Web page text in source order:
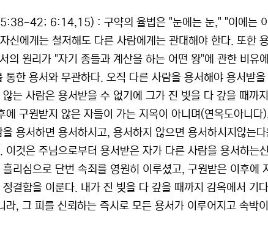
42; 6:14,15) : 구약의 율법은 "눈에는 눈," "이에는
신에게는 철저해도 다른 사람에게는 관대해야 한다. 또한
의 원리가 "자기 종들과 계산을 하는 어떤 왕"에 관한 비
통한 용서와 무관하다. 오직 다른 사람을 용서해야 용서받
않는 사람은 용서받을 수 없기에 그가 진 빚을 다 갚을 때
에 구원받지 않은 자들이 가는 지옥이 아니며(연옥도아니
용서하면 용서하시고, 용서하지 않으면 용서하시지않는
이것은 주님으로부터 용서받은 자가 다른 사람을 용서하는
리심으로 단번 속죄를 영원히 이루셨고, 구원받은 이후에
결함을 이룬다. 내가 진 빚을 다 갚을 때까지 감옥에서 기
라, 그 피를 신뢰하는 즉시로 모든 용서가 이루어지고 속박